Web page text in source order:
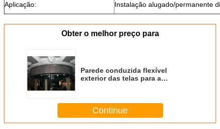
Aplicação:
Instalação alugado/permanente
Obter o melhor preço para
Parede conduzida flexível
exterior das telas para a
Continue